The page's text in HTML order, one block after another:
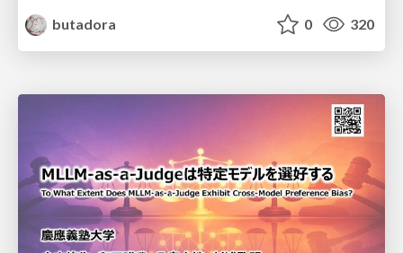
butadora
0 320